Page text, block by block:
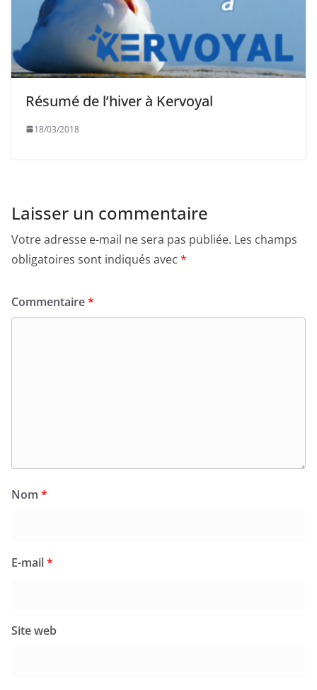
Résumé de l’hiver à Kervoyal
18/03/2018
Laisser un commentaire
Votre adresse e-mail ne sera pas publiée. Les champs
obligatoires sont indiqués avec *
Commentaire*
Nom *
E-mail*
Site web